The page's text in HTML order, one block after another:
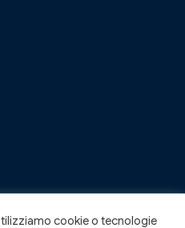
cookie o tecnologie